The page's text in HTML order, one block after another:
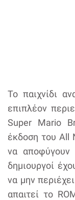
Το παιχνίδι
επιπλέον
Super Mario
έκδοση του All
να αποφύγουν
δημιουργοί
να μην
απαιτεί το